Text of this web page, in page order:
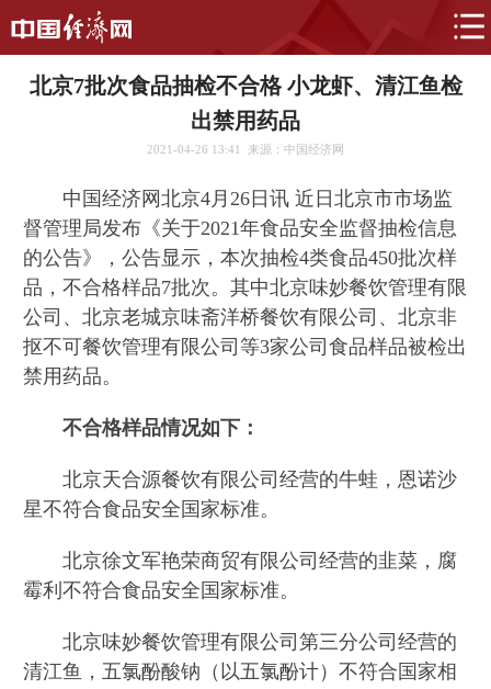
北京7批次食品抽检不合格 小龙虾、清江鱼检
出禁用药品
2021-04-26 13:41 来源：中国经济网
中国经济网北京4月26日讯 近日北京市市场监
督管理局发布《关于2021年食品安全监督抽检信息
的公告》，公告显示，本次抽检4类食品450批次样
品，不合格样品7批次。其中北京味妙餐饮管理有限
公司、北京老城京味斋洋桥餐饮有限公司、北京非
抠不可餐饮管理有限公司等3家公司食品样品被检出
禁用药品。
不合格样品情况如下：
北京天合源餐饮有限公司经营的牛蛙，恩诺沙
星不符合食品安全国家标准。
北京徐文军艳荣商贸有限公司经营的韭菜，腐
霉利不符合食品安全国家标准。
北京味妙餐饮管理有限公司第三分公司经营的
清江鱼，五氯酚酸钠（以五氯酚计）不符合国家相